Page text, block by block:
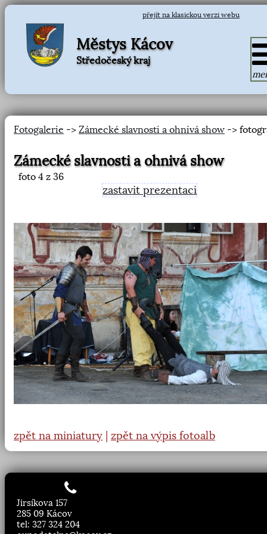
přejít na klasickou verzi webu
Městys Kácov
Středočeský kraj
Fotogalerie -> Zámecké slavnosti a ohnivá show ->
Zámecké slavnosti a ohnivá show
foto 4 z 36
zastavit prezentaci
zpět na miniatury zpět na výpis fotoalb
Jirsíkova 157
285 09 Kácov
tel: 327 324 204